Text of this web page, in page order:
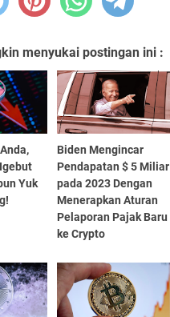
menyukai postingan ini :
Yuk
Biden Mengincar
Pendapatan $ 5 Miliar
pada 2023 Dengan
Menerapkan Aturan
Pelaporan Pajak Baru
ke Crypto